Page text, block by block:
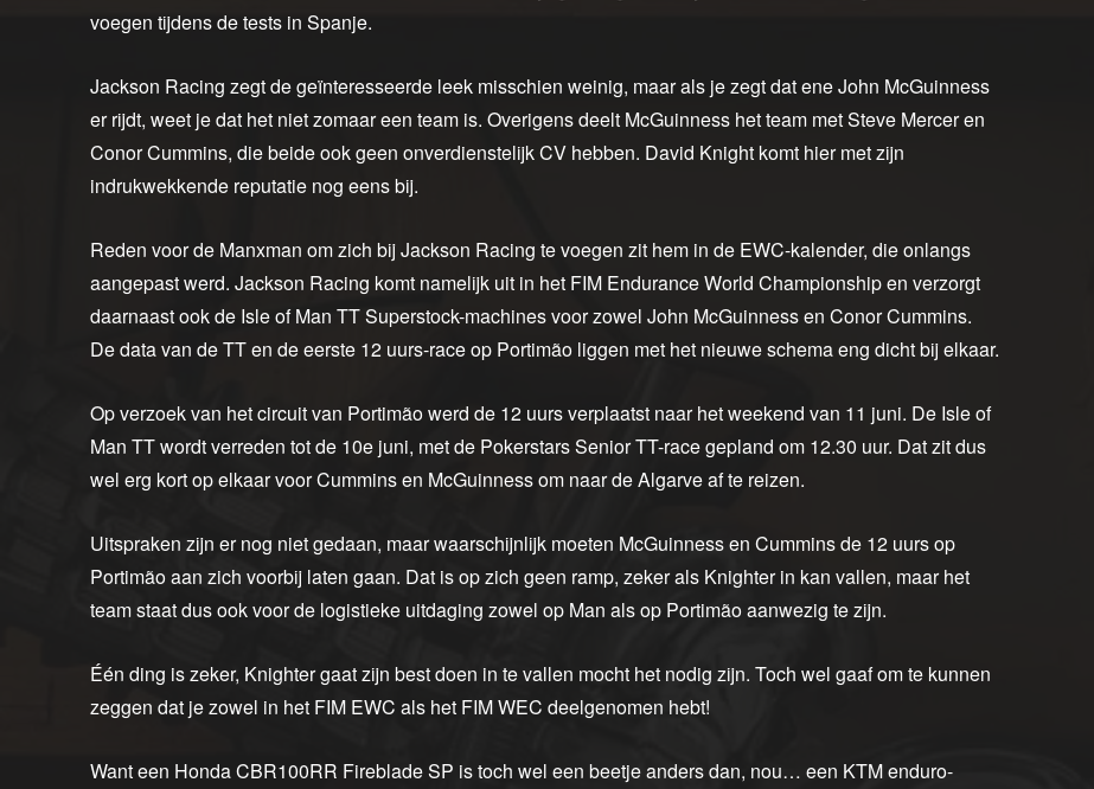
voegen tijdens de tests in Spanje.
Jackson Racing zegt de geïnteresseerde leek misschien weinig, maar als je zegt dat ene John McGuinness
er rijdt, weet je dat het niet zomaar een team is. Overigens deelt McGuinness het team met Steve Mercer en
Conor Cummins, die beide ook geen onverdienstelijk CV hebben. David Knight komt hier met zijn
indrukwekkende reputatie nog eens bij.
Reden voor de Manxman om zich bij Jackson Racing te voegen zit hem in de EWC-kalender, die onlangs
aangepast werd. Jackson Racing komt namelijk uit in het FIM Endurance World Championship en verzorgt
daarnaast ook de Isle of Man TT Superstock-machines voor zowel John McGuinness en Conor Cummins.
De data van de TT en de eerste 12 uurs-race op Portimão liggen met het nieuwe schema eng dicht bij elkaar.
Op verzoek van het circuit van Portimão werd de 12 uurs verplaatst naar het weekend van 11 juni. De Isle of
Man TT wordt verreden tot de 10e juni, met de Pokerstars Senior TT-race gepland om 12.30 uur. Dat zit dus
wel erg kort op elkaar voor Cummins en McGuinness om naar de Algarve af te reizen.
Uitspraken zijn er nog niet gedaan, maar waarschijnlijk moeten McGuinness en Cummins de 12 uurs op
Portimão aan zich voorbij laten gaan. Dat is op zich geen ramp, zeker als Knighter in kan vallen, maar het
team staat dus ook voor de logistieke uitdaging zowel op Man als op Portimão aanwezig te zijn.
Één ding is zeker, Knighter gaat zijn best doen in te vallen mocht het nodig zijn. Toch wel gaaf om te kunnen
zeggen dat je zowel in het FIM EWC als het FIM WEC deelgenomen hebt!
Want een Honda CBR100RR Fireblade SP is toch wel een beetje anders dan, nou… een KTM enduro-